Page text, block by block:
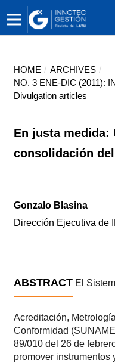
HOME / ARCHIVES /
NO. 3 ENE-DIC (2011):
Divulgation articles
En justa medida:
consolidación del
Gonzalo Blasina
Dirección Ejecutiva de
ABSTRACTEl
Acreditación,
Conformidad
89/010 del 26 de
promover instrumentos